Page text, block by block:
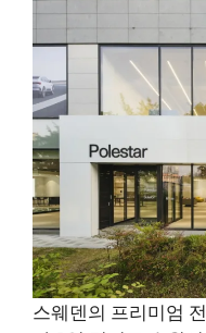
스웨덴의 프리미엄